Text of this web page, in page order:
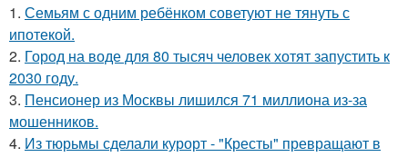
1. Семьям с одним ребёнком советуют не тянуть с
ипотекой.
2. Город на воде для 80 тысяч человек хотят запустить к
2030 году.
3. Пенсионер из Москвы лишился 71 миллиона из-за
мошенников.
4. Из тюрьмы сделали курорт - "Кресты" превращают в